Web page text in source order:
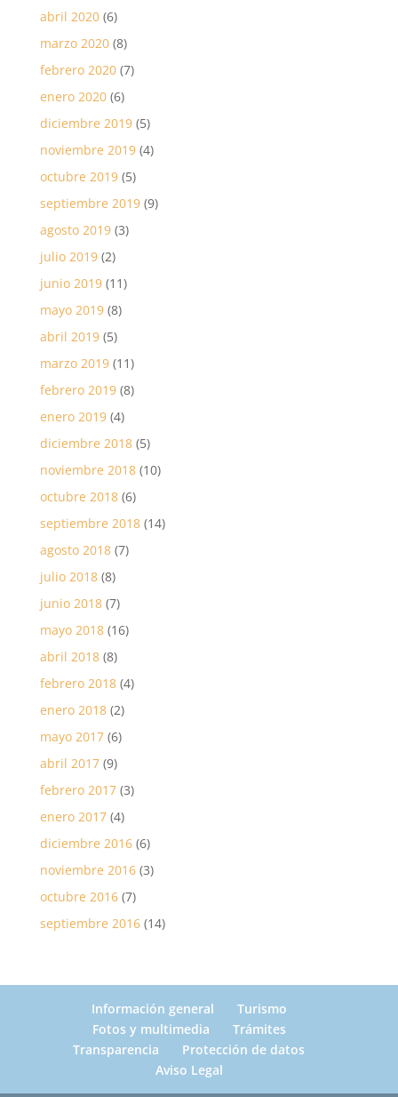
abril 2020(6)
marzo 2020(8)
febrero 2020(7)
enero 2020(6)
diciembre 2019(5)
noviembre 2019(4)
octubre 2019(5)
septiembre 2019(9)
agosto 2019(3)
julio 2019(2)
junio 2019(11)
mayo 2019(8)
abril 2019(5)
marzo 2019(11)
febrero 2019(8)
enero 2019(4)
diciembre 2018(5)
noviembre 2018(10)
octubre 2018(6)
septiembre 2018(14)
agosto 2018(7)
julio 2018(8)
junio 2018(7)
mayo 2018(16)
abril 2018(8)
febrero 2018(4)
enero 2018(2)
mayo 2017(6)
abril 2017(9)
febrero 2017(3)
enero 2017(4)
diciembre 2016(6)
noviembre 2016(3)
octubre 2016(7)
septiembre 2016(14)
Información general
Turismo
Fotos y multimedia
Trámites
Transparencia
Protección de datos
Aviso Legal